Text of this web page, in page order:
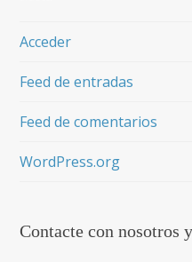
Acceder
Feed de entradas
Feed de comentarios
WordPress.org
Contacte con nosotros